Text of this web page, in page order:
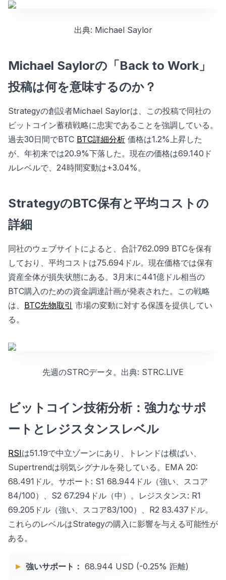
出典: Michael Saylor
Michael Saylorの「Back to Work」
投稿は何を意味するのか？
Strategyの創設者Michael Saylorは、この投稿で同社の
ビットコイン蓄積戦略に忠実であることを強調している。
過去30日間でBTC BTC詳細分析 価格は1.2%上昇した
が、年初来では20.9%下落した。現在の価格は69.140ド
ルレベルで、24時間変動は+3.04%。
StrategyのBTC保有と平均コストの
詳細
同社のウェブサイトによると、合計762.099 BTCを保有
しており、平均コストは75.694ドル。現在価格では保有
資産全体が損失状態にある。3月末に441億ドル相当の
BTC購入のための資金調達計画が発表された。この戦略
は、 BTC先物取引 市場の変動に対する保護を提供してい
る。
先週のSTRCデータ。出典: STRC.LIVE
ビットコイン技術分析：強力なサポ
ートとレジスタンスレベル
RSIは51.19で中立ゾーンにあり、トレンドは横ばい、
Supertrendは弱気シグナルを発している。EMA 20:
68.491ドル。サポート: S1 68.944ドル（強い、スコア
84/100）、S2 67.294ドル（中）。レジスタンス: R1
69.205ドル（強い、スコア83/100）、R2 83.437ドル。
これらのレベルはStrategyの購入に影響を与える可能性が
ある。
強いサポート： 68.944 USD (-0.25% 距離)